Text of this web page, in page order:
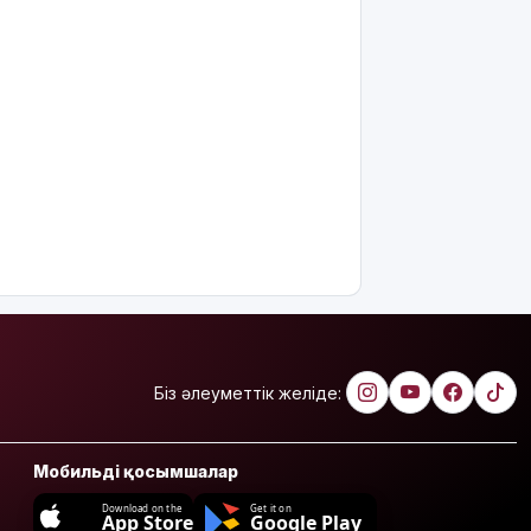
Біз әлеуметтік желіде:
Мобильді қосымшалар
Download on the
App Store
Get it on
Google Play